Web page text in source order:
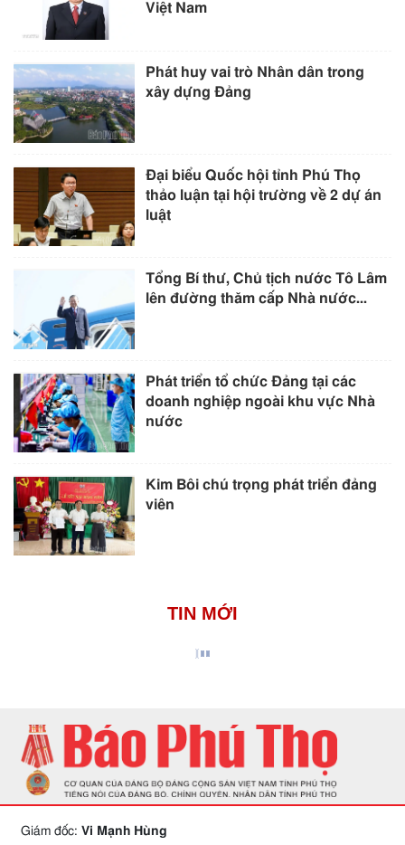
Việt Nam
Phát huy vai trò Nhân dân trong
xây dựng Đảng
Đại biểu Quốc hội tỉnh Phú Thọ
thảo luận tại hội trường về 2 dự án
luật
Tổng Bí thư, Chủ tịch nước Tô Lâm
lên đường thăm cấp Nhà nước...
Phát triển tổ chức Đảng tại các
doanh nghiệp ngoài khu vực Nhà
nước
Kim Bôi chú trọng phát triển đảng
viên
TIN MỚI
Giám đốc: Vi Mạnh Hùng